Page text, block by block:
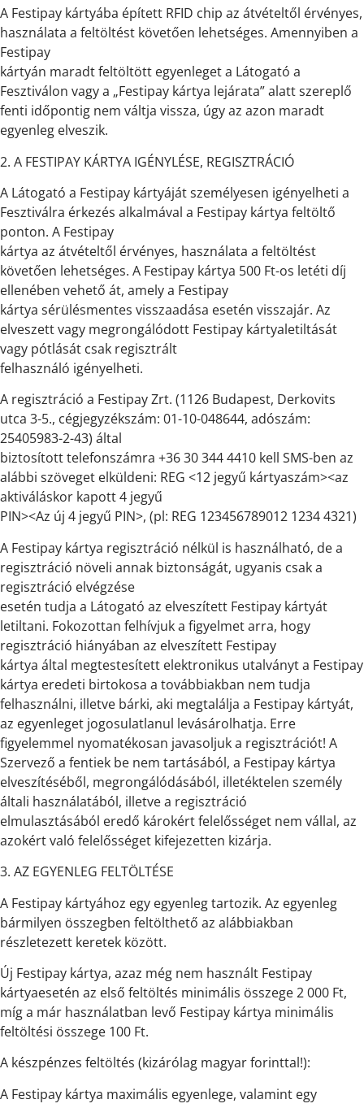
A Festipay kártyába épített RFID chip az átvételtől érvényes,
használata a feltöltést követően lehetséges. Amennyiben a
Festipay
kártyán maradt feltöltött egyenleget a Látogató a
Fesztiválon vagy a „Festipay kártya lejárata” alatt szereplő
fenti időpontig nem váltja vissza, úgy az azon maradt
egyenleg elveszik.
2. A FESTIPAY KÁRTYA IGÉNYLÉSE, REGISZTRÁCIÓ
A Látogató a Festipay kártyáját személyesen igényelheti a
Fesztiválra érkezés alkalmával a Festipay kártya feltöltő
ponton. A Festipay
kártya az átvételtől érvényes, használata a feltöltést
követően lehetséges. A Festipay kártya 500 Ft-os letéti díj
ellenében vehető át, amely a Festipay
kártya sérülésmentes visszaadása esetén visszajár. Az
elveszett vagy megrongálódott Festipay kártyaletiltását
vagy pótlását csak regisztrált
felhasználó igényelheti.
A regisztráció a Festipay Zrt. (1126 Budapest, Derkovits
utca 3-5., cégjegyzékszám: 01-10-048644, adószám:
25405983-2-43) által
biztosított telefonszámra +36 30 344 4410 kell SMS-ben az
alábbi szöveget elküldeni: REG <12 jegyű kártyaszám><az
aktiváláskor kapott 4 jegyű
PIN><Az új 4 jegyű PIN>, (pl: REG 123456789012 1234 4321)
A Festipay kártya regisztráció nélkül is használható, de a
regisztráció növeli annak biztonságát, ugyanis csak a
regisztráció elvégzése
esetén tudja a Látogató az elveszített Festipay kártyát
letiltani. Fokozottan felhívjuk a figyelmet arra, hogy
regisztráció hiányában az elveszített Festipay
kártya által megtestesített elektronikus utalványt a Festipay
kártya eredeti birtokosa a továbbiakban nem tudja
felhasználni, illetve bárki, aki megtalálja a Festipay kártyát,
az egyenleget jogosulatlanul levásárolhatja. Erre
figyelemmel nyomatékosan javasoljuk a regisztrációt! A
Szervező a fentiek be nem tartásából, a Festipay kártya
elveszítéséből, megrongálódásából, illetéktelen személy
általi használatából, illetve a regisztráció
elmulasztásából eredő károkért felelősséget nem vállal, az
azokért való felelősséget kifejezetten kizárja.
3. AZ EGYENLEG FELTÖLTÉSE
A Festipay kártyához egy egyenleg tartozik. Az egyenleg
bármilyen összegben feltölthető az alábbiakban
részletezett keretek között.
Új Festipay kártya, azaz még nem használt Festipay
kártyaesetén az első feltöltés minimális összege 2 000 Ft,
míg a már használatban levő Festipay kártya minimális
feltöltési összege 100 Ft.
A készpénzes feltöltés (kizárólag magyar forinttal!):
A Festipay kártya maximális egyenlege, valamint egy